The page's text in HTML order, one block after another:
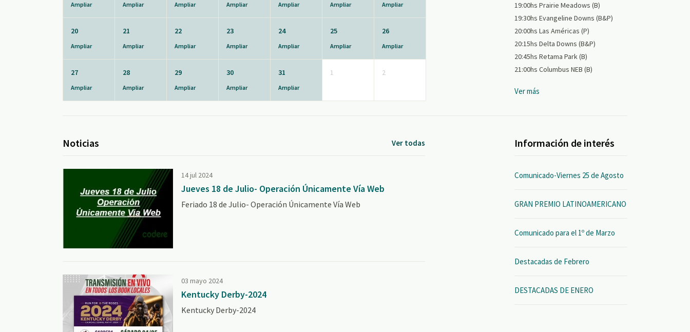
Ampliar Ampliar Ampliar Ampliar Ampliar Ampliar Ampliar
20
Ampliar
21
Ampliar
22
Ampliar
23
Ampliar
24
Ampliar
25
Ampliar
26
Ampliar
27
Ampliar
28
Ampliar
29
Ampliar
30
Ampliar
31
Ampliar
1 2
19:00hs Prairie Meadows (B)
19:30hs Evangeline Downs (B&P)
20:00hs Las Américas (P)
20:15hs Delta Downs (B&P)
20:45hs Retama Park (B)
21:00hs Columbus NEB (B)
Ver más
Noticias Ver todas
14 jul 2024
Jueves 18 de Julio- Operación Únicamente Vía Web
Feriado 18 de Julio- Operación Únicamente Vía Web
03 mayo 2024
Kentucky Derby-2024
Kentucky Derby-2024
Información de interés
Comunicado-Viernes 25 de Agosto
GRAN PREMIO LATINOAMERICANO
Comunicado para el 1º de Marzo
Destacadas de Febrero
DESTACADAS DE ENERO